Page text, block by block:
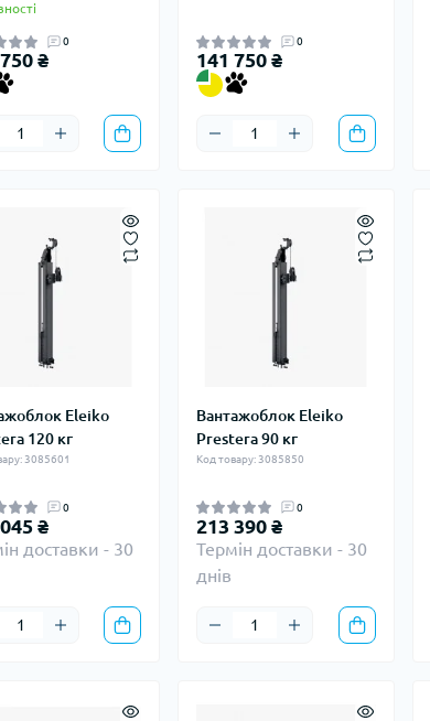
0
₴
0
141 750 ₴
Eleiko
120 кг
3085601
0
₴
доставки - 30
Вантажоблок Eleiko
Prestera 90 кг
Код товару: 3085850
0
213 390 ₴
Термін доставки - 30
днів